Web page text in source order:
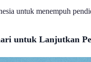
untuk menempuh
untuk Lanjutkan